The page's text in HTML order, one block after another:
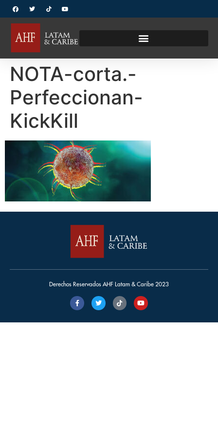
NOTA-corta.-
Perfeccionan-
KickKill
Derechos Reservados AHF Latam & Caribe 2023